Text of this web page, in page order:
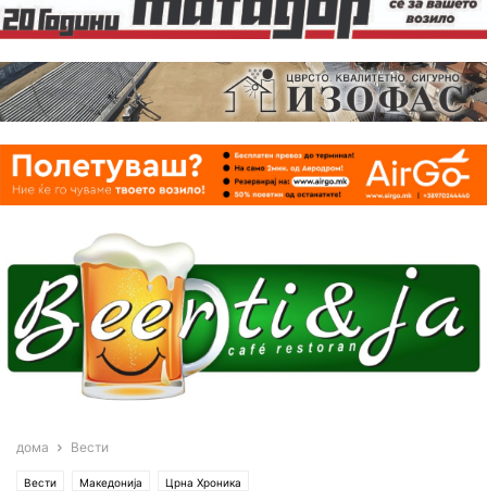
дома Вести
Вести Македонија Црна Хроника